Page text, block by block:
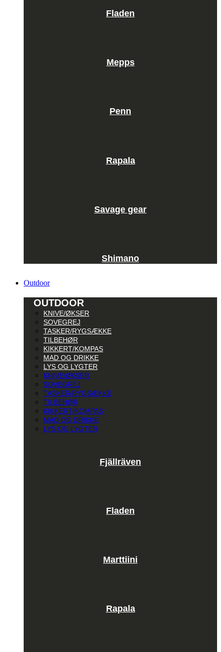
Fladen
Mepps
Penn
Rapala
Savage gear
Shimano
Outdoor
OUTDOOR
KNIVE/ØKSER
SOVEGREJ
TASKER/RYGSÆKKE
TILBEHØR
KIKKERT/KOMPAS
MAD OG DRIKKE
LYS OG LYGTER
KNIVE/ØKSER
SOVEGREJ
TASKER/RYGSÆKKE
TILBEHØR
KIKKERT/KOMPAS
MAD OG DRIKKE
LYS OG LYGTER
Fjällräven
Fladen
Marttiini
Rapala